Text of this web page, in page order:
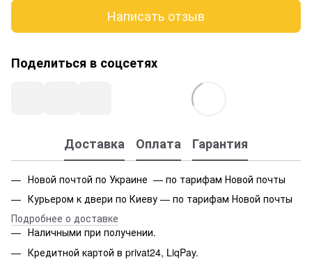
Написать отзыв
Поделиться в соцсетях
Доставка Оплата Гарантия
Новой почтой по Украине — по тарифам Новой почты
Курьером к двери по Киеву — по тарифам Новой почты
Подробнее о доставке
Наличными при получении.
Кредитной картой в privat24, LiqPay.